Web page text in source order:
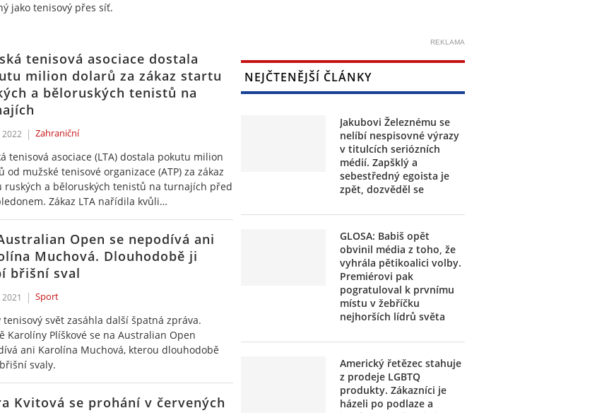
jako tenisový přes síť.
tenisová asociace dostala
milion dolarů za zákaz startu
a běloruských tenistů na
2022 Zahraniční
tenisová asociace (LTA) dostala pokutu milion
od mužské tenisové organizace (ATP) za zákaz
ruských a běloruských tenistů na turnajích před
Zákaz LTA nařídila kvůli…
Open se nepodívá ani
Muchová. Dlouhodobě ji
břišní sval
Sport
tenisový svět zasáhla další špatná zpráva.
Karolíny Plíškové se na Australian Open
ani Karolína Muchová, kterou dlouhodobě
svaly.
Kvitová se prohání v červených
REKLAMA
NEJČTENĚJŠÍ ČLÁNKY
Jakubovi Železnému se
nelíbí nespisovné výrazy
v titulcích seriózních
médií. Zapšklý a
sebestředný egoista je
zpět, dozvěděl se
GLOSA: Babiš opět
obvinil média z toho, že
vyhrála pětikoalici volby.
Premiérovi pak
pogratuloval k prvnímu
místu v žebříčku
nejhorších lídrů světa
Americký řetězec stahuje
z prodeje LGBTQ
produkty. Zákazníci je
házeli po podlaze a